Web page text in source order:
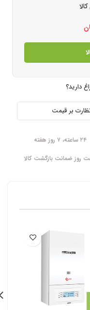
دارید؟
بر قیمت
۲۴ ساعته، ۷ روز هفته
روز ضمانت بازگشت کالا